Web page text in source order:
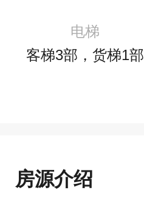
电梯
客梯3部，货梯1部
房源介绍